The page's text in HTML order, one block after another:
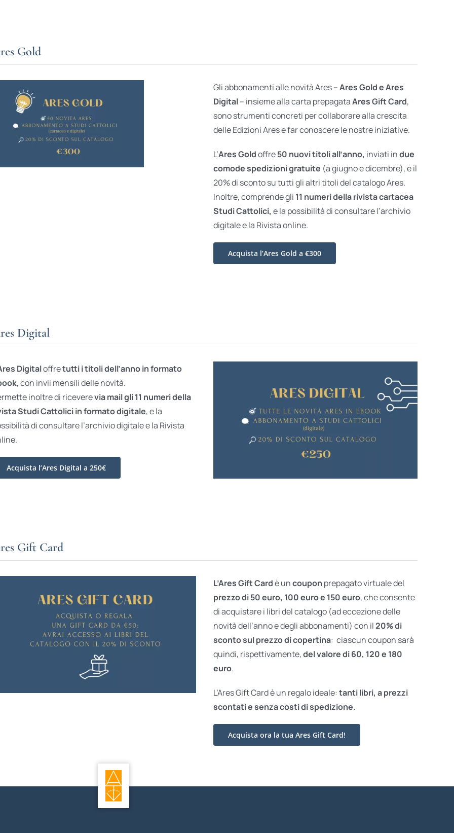
Gold
Gli abbonamenti alle novità Ares –Ares Gold e Ares
Digital– insieme alla carta prepagataAres Gift Card,
sono strumenti concreti per collaborare alla crescita
delle Edizioni Ares e far conoscere le nostre iniziative.
L’Ares Goldoffre50 nuovi titoli all’anno, inviati indue
comode spedizioni gratuite (a giugno e dicembre), e il
20% di sconto su tutti gli altri titoli del catalogo Ares.
Inoltre, comprende gli 11 numeri della rivista cartacea
Studi Cattolici, e la possibilità di consultare l’archivio
digitale e la Rivista online.
Acquista l’Ares Gold a €300
Digital
Digitaloffretutti i titoli dell’anno in formato
, con invii mensili delle novità.
inoltre di riceverevia mail gli 11 numeri della
Studi Cattolici in formato digitale, e la
di consultare l’archivio digitale e la Rivista
Acquista l’Ares Digital a 250€
Gift Card
L’Ares Gift Cardè uncoupon prepagato virtuale del
prezzo di 50 euro, 100 euro e 150 euro, che consente
di acquistare i libri del catalogo (ad eccezione delle
novità dell’anno e degli abbonamenti) con il20% di
sconto sul prezzo di copertina: ciascun coupon sarà
quindi, rispettivamente,del valore di 60, 120 e 180
euro.
L’Ares Gift Card è un regalo ideale: tanti libri, a prezzi
scontati esenza costi di spedizione.
Acquista ora la tua Ares Gift Card!